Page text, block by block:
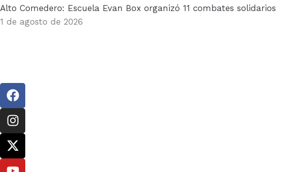
Alto Comedero: Escuela Evan Box organizó 11 combates solidarios
1 de agosto de 2026
F
a
c
e
b
o
o
I
n
s
t
a
X
-
t
Y